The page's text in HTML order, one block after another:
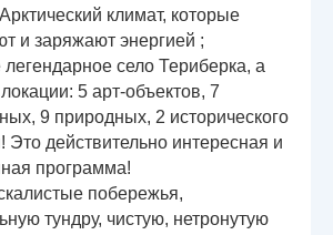
климат, которые
и заряжают энергией ;
легендарное село Териберка, а
5 арт-объектов, 7
9 природных, 2 исторического
Это действительно интересная и
программа!
побережья,
тундру, чистую, нетронутую